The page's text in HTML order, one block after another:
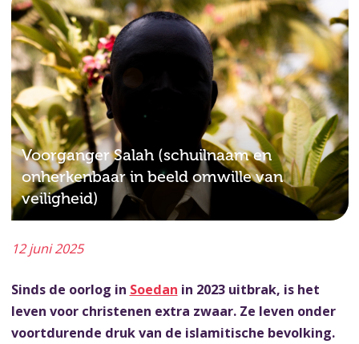
Voorganger Salah (schuilnaam en
onherkenbaar in beeld omwille van
veiligheid)
12 juni 2025
Sinds de oorlog in Soedan in 2023 uitbrak, is het
leven voor christenen extra zwaar. Ze leven onder
voortdurende druk van de islamitische bevolking.